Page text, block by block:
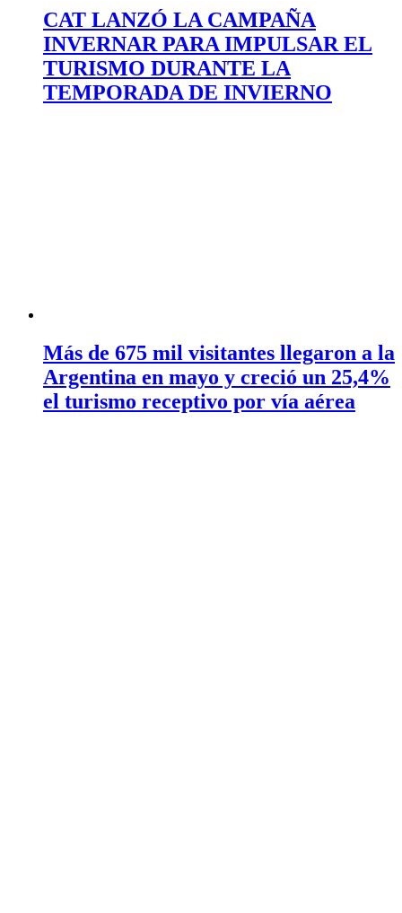
CAT LANZÓ LA CAMPAÑA
INVERNAR PARA IMPULSAR EL
TURISMO DURANTE LA
TEMPORADA DE INVIERNO
Más de 675 mil visitantes llegaron a la
Argentina en mayo y creció un 25,4%
el turismo receptivo por vía aérea